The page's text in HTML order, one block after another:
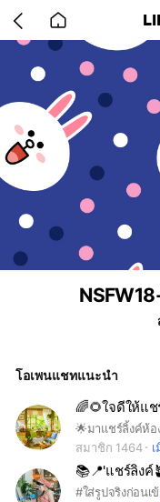
back
to
home
โอเพนแชทแนะนำ
สมาชิก 1464
📚📍'แชร์ลิงค์